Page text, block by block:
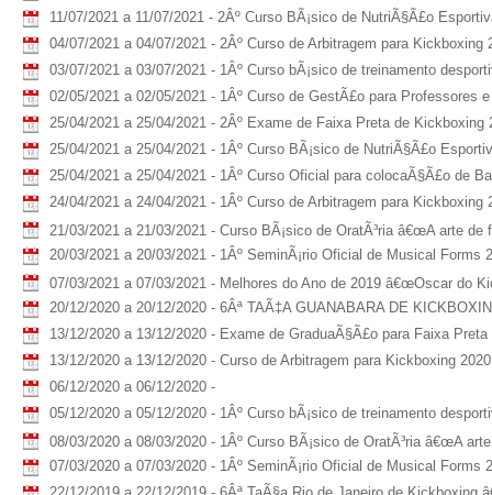
11/07/2021 a 11/07/2021 - 2Âº Curso BÃ¡sico de NutriÃ§Ã£o
04/07/2021 a 04/07/2021 - 2Âº Curso de Arbitragem para Kickboxing
03/07/2021 a 03/07/2021 - 1Âº Curso bÃ¡sico de treinamento
02/05/2021 a 02/05/2021 - 1Âº Curso de GestÃ£o para Professores
25/04/2021 a 25/04/2021 - 2Âº Exame de Faixa Preta de Kickboxing
25/04/2021 a 25/04/2021 - 1Âº Curso BÃ¡sico de NutriÃ§Ã£o
25/04/2021 a 25/04/2021 - 1Âº Curso Oficial para colocaÃ§Ã£o de
24/04/2021 a 24/04/2021 - 1Âº Curso de Arbitragem para Kickboxing
21/03/2021 a 21/03/2021 - Curso BÃ¡sico de OratÃ³ria â€œA arte de
20/03/2021 a 20/03/2021 - 1Âº SeminÃ¡rio Oficial de Musical
07/03/2021 a 07/03/2021 - Melhores do Ano de 2019 â€œOscar do
20/12/2020 a 20/12/2020 - 6Âª TAÃ‡A GUANABARA DE
13/12/2020 a 13/12/2020 - Exame de GraduaÃ§Ã£o para Faixa Preta
13/12/2020 a 13/12/2020 - Curso de Arbitragem para Kickboxing 2020
06/12/2020 a 06/12/2020 -
05/12/2020 a 05/12/2020 - 1Âº Curso bÃ¡sico de treinamento
08/03/2020 a 08/03/2020 - 1Âº Curso BÃ¡sico de OratÃ³ria â€œA
07/03/2020 a 07/03/2020 - 1Âº SeminÃ¡rio Oficial de Musical Forms